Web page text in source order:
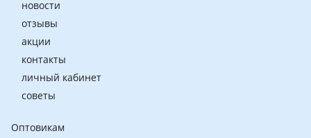
новости
отзывы
акции
контакты
личный кабинет
советы
Оптовикам